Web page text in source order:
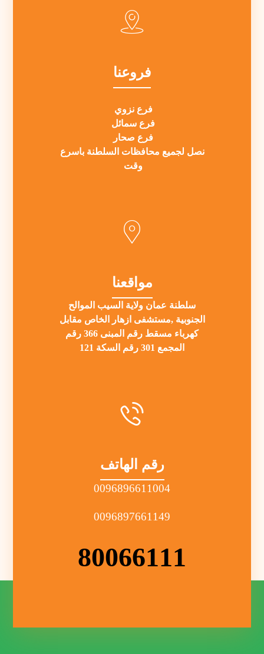
فروعنا
فرع نزوي
فرع سمائل
فرع صحار
نصل لجميع محافظات السلطنة باسرع
وقت
مواقعنا
سلطنة عمان ولاية السيب الموالح
الجنوبية ,مستشفى ازهار الخاص مقابل
كهرباء مسقط رقم المبنى 366 رقم
المجمع 301 رقم السكة 121
رقم الهاتف
0096896611004
0096897661149
80066111